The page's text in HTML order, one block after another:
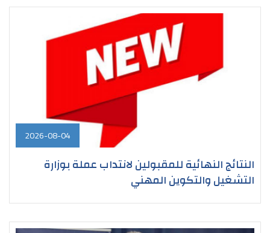
2026-08-04
النتائج النهائية للمقبولين لانتداب عملة بوزارة
التشغيل والتكوين المهني